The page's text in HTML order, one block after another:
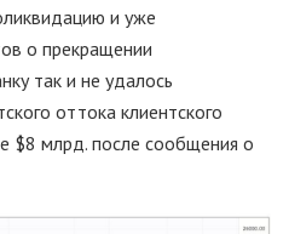
и уже
о прекращении
так и не удалось
оттока клиентского
$8 млрд. после сообщения о